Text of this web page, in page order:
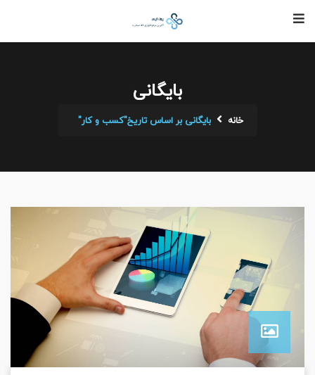
بایگانی
خانه بایگانی بر اساس تاریخ"کسب و کار"